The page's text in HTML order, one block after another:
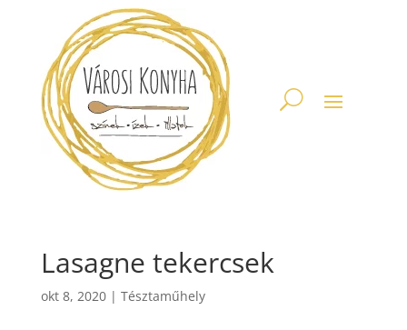
Lasagne tekercsek
okt 8, 2020| Tésztaműhely